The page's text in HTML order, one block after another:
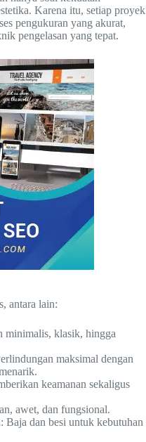
Karena itu, setiap proyek
pengukuran yang akurat,
pengelasan yang tepat.
antara lain:
minimalis, klasik, hingga
maksimal dengan
keamanan sekaligus
awet, dan fungsional.
: Baja dan besi untuk kebutuhan